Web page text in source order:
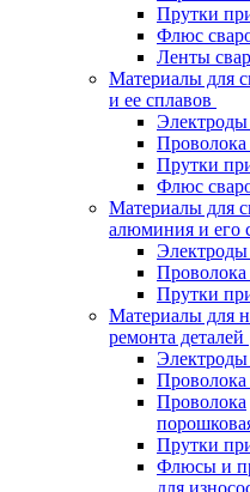
Прутки
Флюс
Ленты
Материалы для
и ее сплавов
Прутки
Флюс
Материалы для
алюминия и его
Прутки
Материалы для
ремонта деталей
Проволока
Прутки
Флюсы и
для